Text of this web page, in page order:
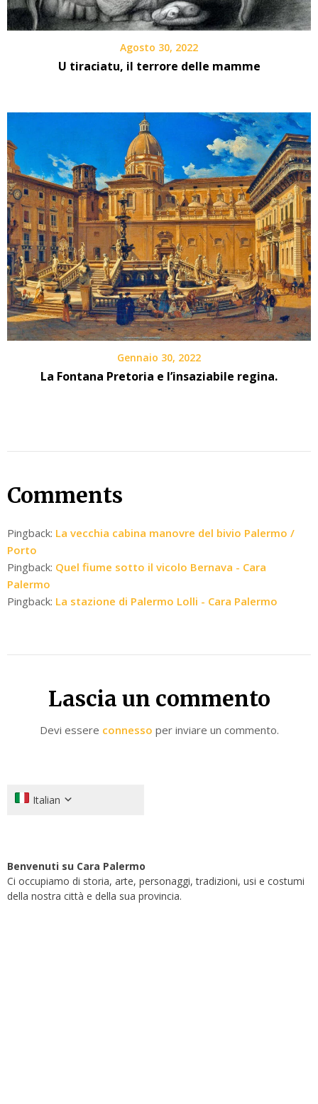
Agosto 30, 2022
U tiraciatu, il terrore delle mamme
Gennaio 30, 2022
La Fontana Pretoria e l’insaziabile regina.
Comments
Pingback: La vecchia cabina manovre del bivio Palermo /
Porto
Pingback: Quel fiume sotto il vicolo Bernava - Cara
Palermo
Pingback: La stazione di Palermo Lolli - Cara Palermo
Lascia un commento
Devi essere connesso per inviare un commento.
Italian
Benvenuti su Cara Palermo
Ci occupiamo di storia, arte, personaggi, tradizioni, usi e costumi
della nostra città e della sua provincia.